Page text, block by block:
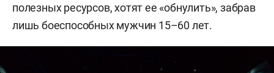
полезных ресурсов, хотят ее «обнулить», забрав
лишь боеспособных мужчин 15–60 лет.